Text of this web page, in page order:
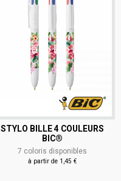
STYLO BILLE 4 COULEURS
BIC®
7 coloris disponibles
à partir de 1,45 €